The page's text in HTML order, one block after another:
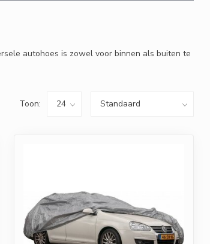
autohoes is zowel voor binnen als buiten te
Toon: